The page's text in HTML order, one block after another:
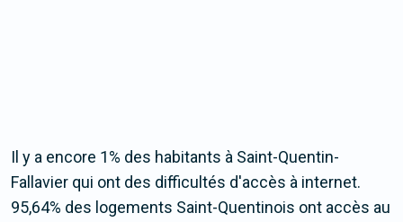
Il y a encore 1% des habitants à Saint-Quentin-
Fallavier qui ont des difficultés d'accès à internet.
95,64% des logements Saint-Quentinois ont accès au